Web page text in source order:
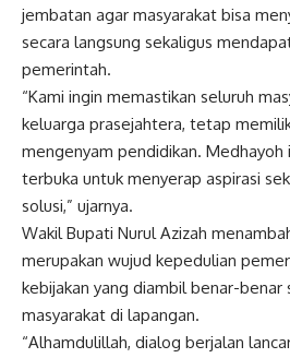
jembatan agar masyarakat bisa
secara langsung sekaligus
pemerintah.
“Kami ingin memastikan seluruh
keluarga prasejahtera, tetap
mengenyam pendidikan. Medhayoh
terbuka untuk menyerap aspirasi
solusi,” ujarnya.
Wakil Bupati Nurul Azizah
merupakan wujud kepedulian
kebijakan yang diambil benar-benar
masyarakat di lapangan.
“Alhamdulillah, dialog berjalan